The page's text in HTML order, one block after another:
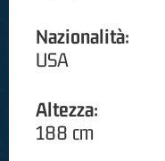
Nazionalità:
USA
Altezza:
188 cm